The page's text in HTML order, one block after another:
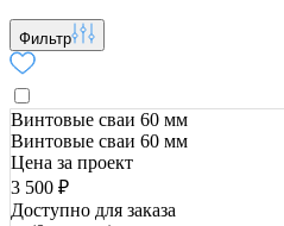
Фильтр
Винтовые сваи 60 мм
Винтовые сваи 60 мм
Цена за проект
3 500 ₽
Доступно для заказа